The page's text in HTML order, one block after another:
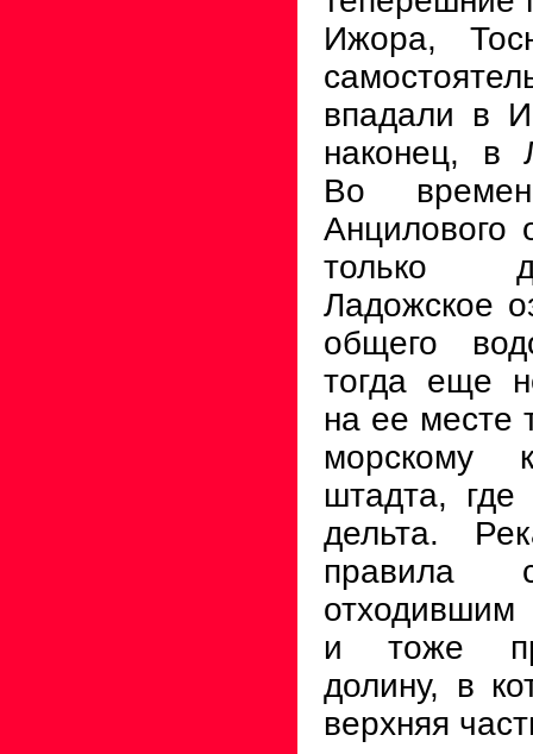
Ижора,
впадали в
нако­нец, в
Во
Анцилового
только
Ладожское
общего
тогда еще
на ее месте
морскому
штадта,
дельта.
правила
и тоже
долину, в
верхняя